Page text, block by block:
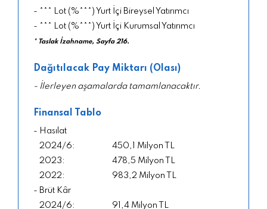
- *** Lot (%***) Yurt İçi Bireysel Yatırımcı
- *** Lot (%***) Yurt İçi Kurumsal Yatırımcı
* Taslak İzahname, Sayfa 216.
Dağıtılacak Pay Miktarı (Olası)
- İlerleyen aşamalarda tamamlanacaktır.
Finansal Tablo
- Hasılat
450,1 Milyon TL
478,5 Milyon TL
983,2 Milyon TL
- Brüt Kâr
91,4 Milyon TL